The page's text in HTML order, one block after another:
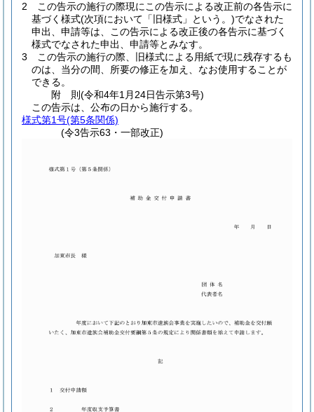
2
この告示の施行の際現にこの告示による改正前の各告示に
基づく様式(次項において「旧様式」という。)でなされた
申出、申請等は、この告示による改正後の各告示に基づく
様式でなされた申出、申請等とみなす。
3
この告示の施行の際、旧様式による用紙で現に残存するも
のは、当分の間、所要の修正を加え、なお使用することが
できる。
附 則(令和4年1月24日告示第3号)
この告示は、公布の日から施行する。
様式第1号(第5条関係)
(令3告示63・一部改正)